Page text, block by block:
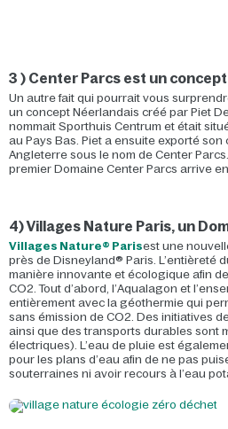
3 ) Center Parcs est un
Un autre fait qui pourrait vous
un concept Néerlandais créé par Piet
nommait Sporthuis Centrum et était
au Pays Bas. Piet a ensuite exporté
Angleterre sous le nom de Center
premier Domaine Center Parcs arrive
4) Villages Nature Paris, un
Villages Nature® Parisest une
près de Disneyland® Paris. L’entièreté
manière innovante et écologique afin
CO2. Tout d’abord, l’Aqualagon et
entièrement avec la géothermie qui
sans émission de CO2. Des initiatives
ainsi que des transports durables sont
électriques). L’eau de pluie est
pour les plans d’eau afin de ne pas
souterraines ni avoir recours à l’eau